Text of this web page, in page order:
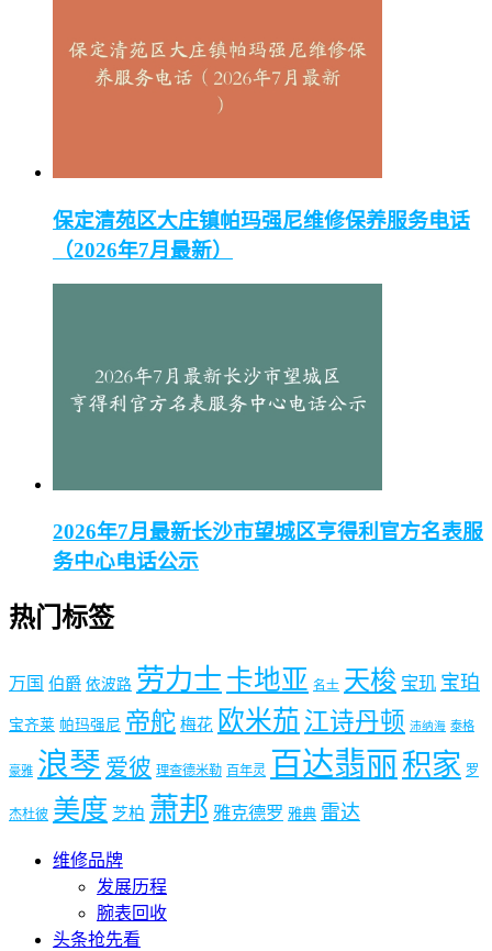
保定清苑区大庄镇帕玛强尼维修保养服务电话
（2026年7月最新）
2026年7月最新长沙市望城区亨得利官方名表服
务中心电话公示
热门标签
万国 伯爵 依波路 劳力士 卡地亚 名士 天梭 宝玑 宝珀
宝齐莱 帕玛强尼 帝舵 梅花 欧米茄 江诗丹顿 沛纳海 泰格
豪雅 浪琴 爱彼 理查德米勒 百年灵 百达翡丽 积家 罗
杰杜彼 美度 芝柏 萧邦 雅克德罗 雅典 雷达
维修品牌
发展历程
腕表回收
头条抢先看